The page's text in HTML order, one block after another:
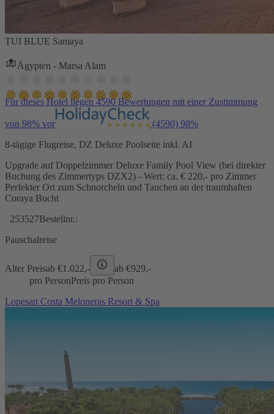
TUI BLUE Samaya
Ägypten - Marsa Alam
Für dieses Hotel liegen 4590 Bewertungen mit einer Zustimmung
von 98% vor (4590) 98%
8-tägige Flugreise, DZ Deluxe Poolseite inkl. AI
Upgrade auf Doppelzimmer Deluxe Family Pool View (bei direkter
Buchung des Zimmertyps DZX2) - Wert: ca. € 220,- pro Zimmer
Perfekter Ort zum Schnorcheln und Tauchen an der traumhaften
Coraya Bucht
253527Bestellnr.:
Pauschalreise
Alter Preisab €1.022,- ab €929,-
pro PersonPreis pro Person
Lopesan Costa Meloneras Resort & Spa